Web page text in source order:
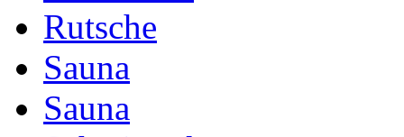
Rutsche
Sauna
Sauna